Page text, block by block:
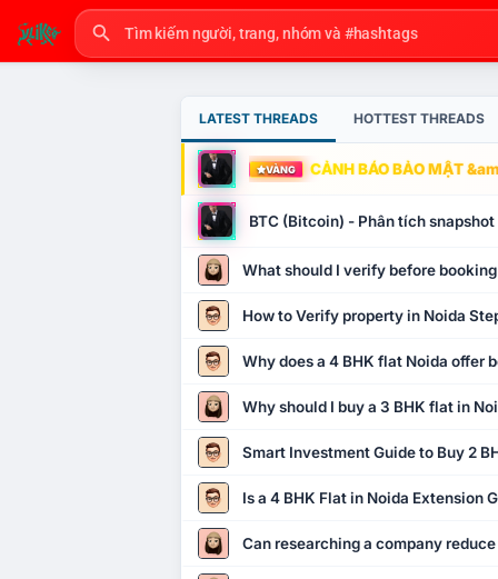
LATEST THREADS HOTTEST THREADS
VÀNG CẢNH BÁO BẢO MẬT
BTC (Bitcoin) - Phân tích
What should I verify before
How to Verify property in Noida
Why does a 4 BHK flat Noida offer
Why should I buy a 3 BHK flat in
Smart Investment Guide to Buy 2
Is a 4 BHK Flat in Noida Extension
Can researching a company